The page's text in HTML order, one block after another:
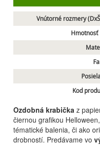
Vnútorné rozmery
Hmotnosť
Kod
Ozdobná krabička z
čiernou grafikou
tématické balenia, či ako
drobností. Predávame vo